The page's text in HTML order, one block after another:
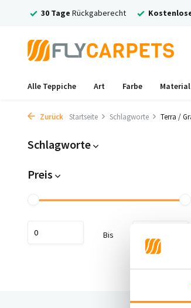
30 Tage Rückgaberecht
Alle Teppiche Art Farbe Material
Zurück Startseite Schlagworte Terra /
Schlagworte
Preis
Bis